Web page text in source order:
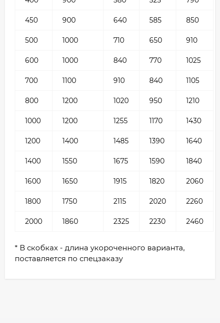
450 900 640 585 850
500 1000 710 650 910
600 1000 840 770 1025
700 1100 910 840 1105
800 1200 1020 950 1210
1000 1200 1255 1170 1430
1200 1400 1485 1390 1640
1400 1550 1675 1590 1840
1600 1650 1915 1820 2060
1800 1750 2115 2020 2260
2000 1860 2325 2230 2460
* В скобках - длина укороченного варианта,
поставляется по спецзаказу